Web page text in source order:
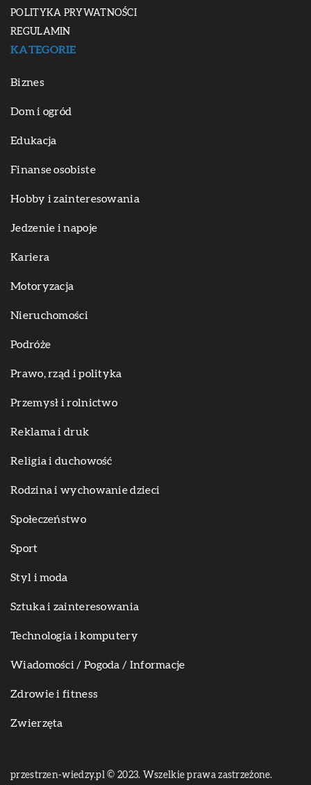
POLITYKA PRYWATNOŚCI
REGULAMIN
KATEGORIE
Biznes
Dom i ogród
Edukacja
Finanse osobiste
Hobby i zainteresowania
Jedzenie i napoje
Kariera
Motoryzacja
Nieruchomości
Podróże
Prawo, rząd i polityka
Przemysł i rolnictwo
Reklama i druk
Religia i duchowość
Rodzina i wychowanie dzieci
Społeczeństwo
Sport
Styl i moda
Sztuka i zainteresowania
Technologia i komputery
Wiadomości / Pogoda / Informacje
Zdrowie i fitness
Zwierzęta
przestrzen-wiedzy.pl © 2023. Wszelkie prawa zastrzeżone.